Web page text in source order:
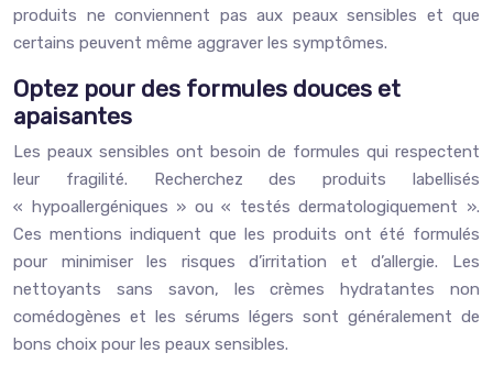
produits ne conviennent pas aux peaux sensibles et que
certains peuvent même aggraver les symptômes.
Optez pour des formules douces et
apaisantes
Les peaux sensibles ont besoin de formules qui respectent
leur fragilité. Recherchez des produits labellisés
« hypoallergéniques » ou « testés dermatologiquement ».
Ces mentions indiquent que les produits ont été formulés
pour minimiser les risques d’irritation et d’allergie. Les
nettoyants sans savon, les crèmes hydratantes non
comédogènes et les sérums légers sont généralement de
bons choix pour les peaux sensibles.